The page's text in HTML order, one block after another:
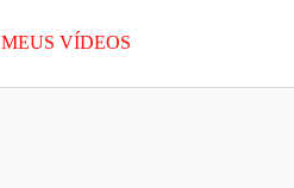
MEUS VÍDEOS